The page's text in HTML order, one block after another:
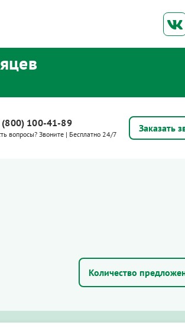
(800) 100-41-89
вопросы? Звоните | Бесплатно 24/7
Заказать
Количество